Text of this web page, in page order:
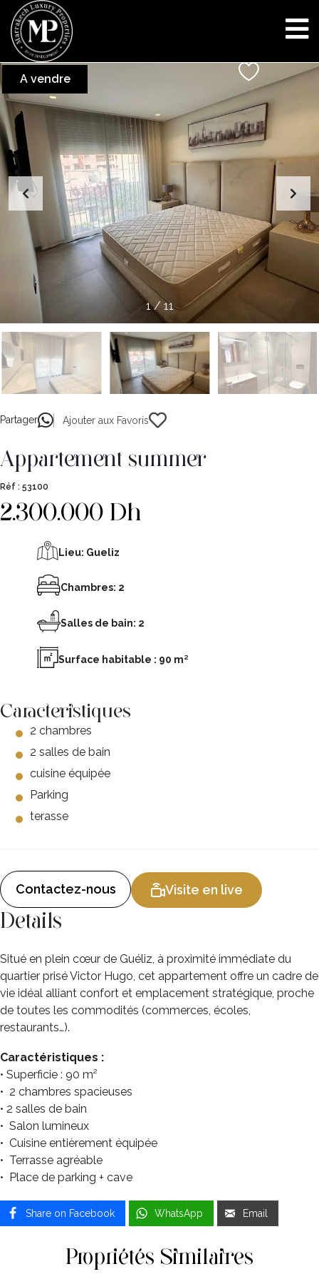
A vendre
1/ 11
Ajouter aux Favoris
Partager
appartement summer
Réf : 53100
2.300.000 Dh
Lieu: Gueliz
Chambres: 2
Salles de bain: 2
Surface habitable : 90 m²
Caracteristiques
2 chambres
2 salles de bain
cuisine équipée
Parking
terasse
Contactez-nous Visite en live
Details
Situé en plein cœur de Guéliz, à proximité immédiate du
quartier prisé Victor Hugo, cet appartement offre un cadre de
vie idéal alliant confort et emplacement stratégique, proche
de toutes les commodités (commerces, écoles,
restaurants…).
Caractéristiques :
• Superficie : 90 m²
• 2 chambres spacieuses
• 2 salles de bain
• Salon lumineux
• Cuisine entièrement équipée
• Terrasse agréable
• Place de parking + cave
Share on Facebook WhatsApp Email
Propriétés Similaires